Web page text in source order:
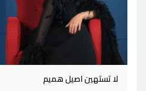
لا تستهين اصيل هميم